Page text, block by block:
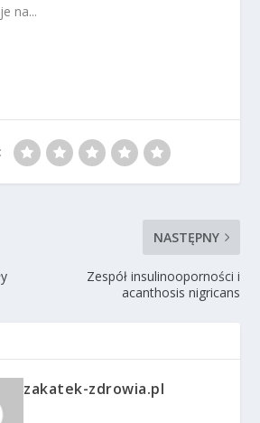
na...
NASTĘPNY
Zespół insulinooporności i
acanthosis nigricans
zakatek-zdrowia.pl